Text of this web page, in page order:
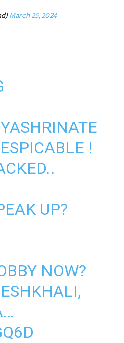
March 25, 2024
!
UP?
NOW?